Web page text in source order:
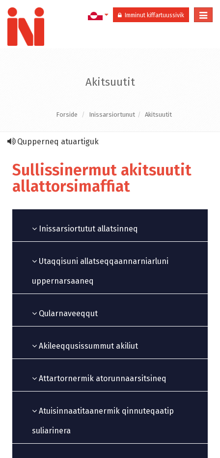
Imminut kiffartuussivik
Akitsuutit
Forside Inissarsiortunut Akitsuutit
Qupperneq atuartiguk
Sullissinermut akitsuutit
allattorsimaffiat
Inissarsiortutut allatsinneq
Utaqqisuni allatseqqaannarniarluni
uppernarsaaneq
Qularnaveeqqut
Akileeqqusissummut akiliut
Attartornermik atorunnaarsitsineq
Atuisinnaatitaanermik qinnuteqaatip
suliarinera